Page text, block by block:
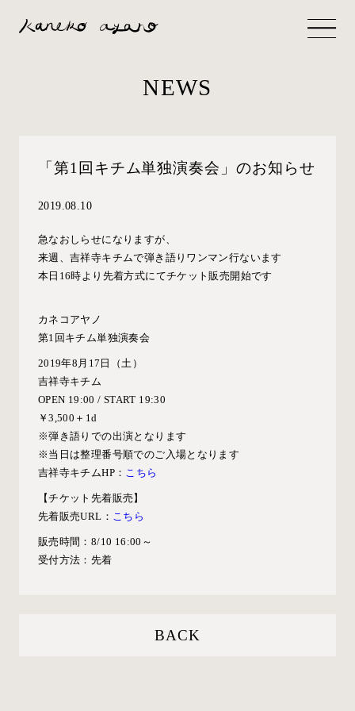
NEWS
「第1回キチム単独演奏会」のお知らせ
2019.08.10
急なおしらせになりますが、
来週、吉祥寺キチムで弾き語りワンマン行ないます
本日16時より先着方式にてチケット販売開始です
カネコアヤノ
第1回キチム単独演奏会
2019年8⽉17⽇（⼟）
吉祥寺キチム
OPEN 19:00 / START 19:30
￥3,500＋1d
※弾き語りでの出演となります
※当日は整理番号順でのご入場となります
吉祥寺キチムHP： こちら
【チケット先着販売】
先着販売URL： こちら
販売時間：8/10 16:00～
受付方法：先着
BACK